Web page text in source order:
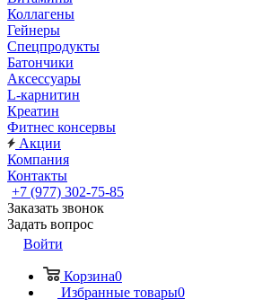
Коллагены
Гейнеры
Спецпродукты
Батончики
Аксессуары
L-карнитин
Креатин
Фитнес консервы
Акции
Компания
Контакты
+7 (977) 302-75-85
Заказать звонок
Задать вопрос
Войти
Корзина0
Избранные товары0